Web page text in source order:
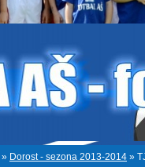
» Dorost - sezona 2013-2014 »